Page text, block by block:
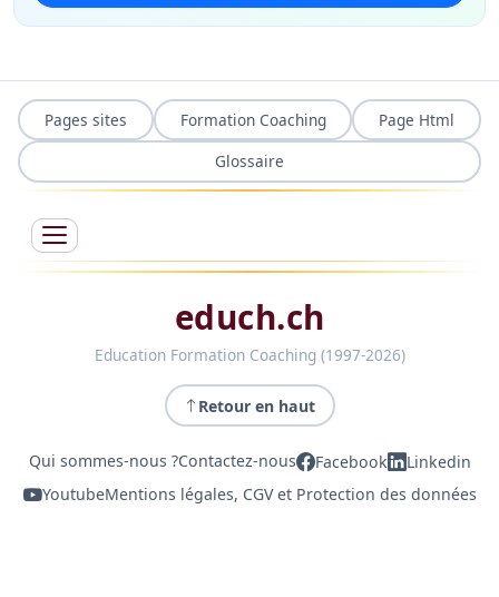
Pages sites Formation Coaching
Page Html
Glossaire
educh.ch
Education Formation Coaching (1997-2026)
Retour en haut
Qui sommes-nous ?Contactez-nous Facebook
Linkedin
YoutubeMentions légales, CGV et Protection des données